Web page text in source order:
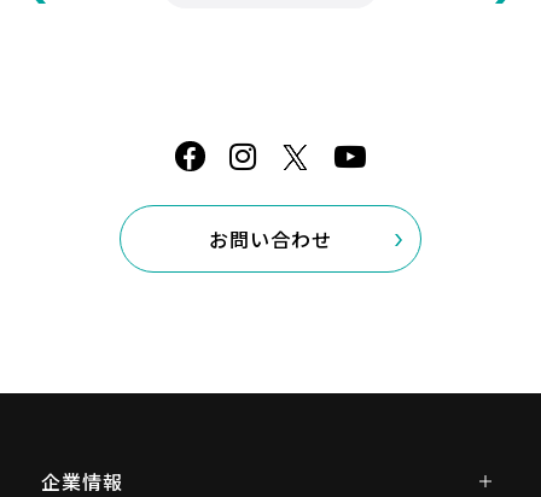
お問い合わせ
企業情報